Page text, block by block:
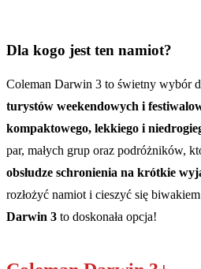
Dla kogo jest ten namiot?
Coleman Darwin 3 to świetny wybór
turystów weekendowych i
kompaktowego, lekkiego i
par, małych grup oraz podróżników,
obsłudze schronienia na krótkie
rozłożyć namiot i cieszyć się
Darwin 3 to doskonała opcja!